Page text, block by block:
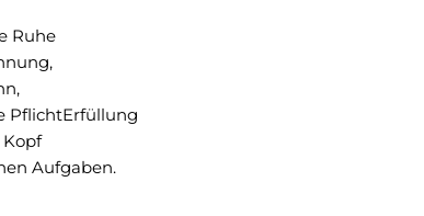
Ruhe
PflichtErfüllung
Aufgaben.